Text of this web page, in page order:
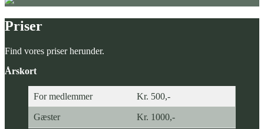
Priser
Find vores priser herunder.
Årskort
For medlemmer Kr. 500,-
Gæster Kr. 1000,-